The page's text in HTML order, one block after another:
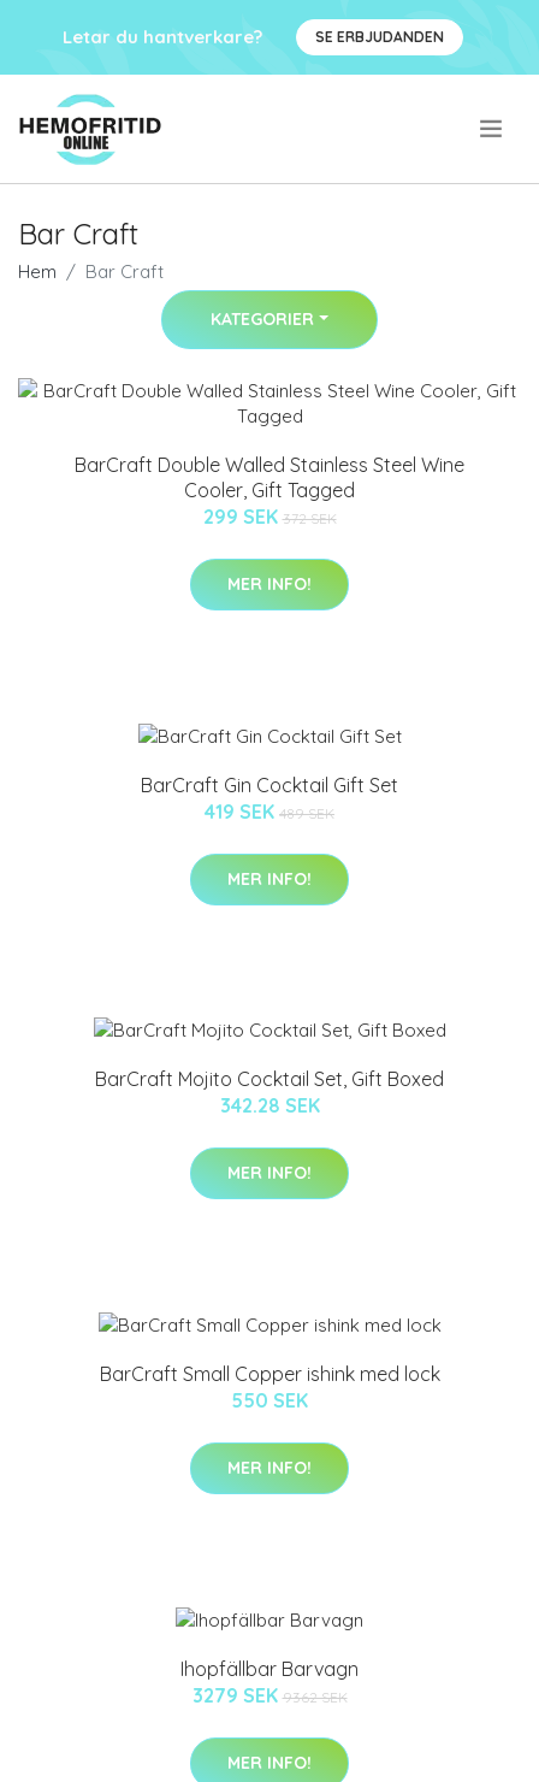
Letar du hantverkare? SE ERBJUDANDEN
Bar Craft
Hem Bar Craft
KATEGORIER
BarCraft Double Walled Stainless Steel Wine
Cooler, Gift Tagged
299 SEK 372 SEK
MER INFO!
BarCraft Gin Cocktail Gift Set
419 SEK 489 SEK
MER INFO!
BarCraft Mojito Cocktail Set, Gift Boxed
342.28 SEK
MER INFO!
BarCraft Small Copper ishink med lock
550 SEK
MER INFO!
Ihopfällbar Barvagn
3279 SEK 9362 SEK
MER INFO!